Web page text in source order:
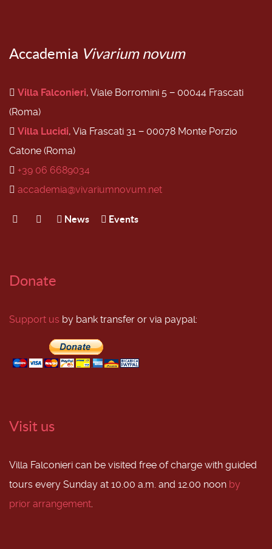
Accademia Vivarium novum
Villa Falconieri, Viale Borromini 5 − 00044 Frascati
(Roma)
Villa Lucidi, Via Frascati 31 − 00078 Monte Porzio
Catone (Roma)
+39 06 6689034
accademia@vivariumnovum.net
News Events
Donate
Support us by bank transfer or via paypal:
Visit us
Villa Falconieri can be visited free of charge with guided
tours every Sunday at 10.00 a.m. and 12.00 noon by
prior arrangement.